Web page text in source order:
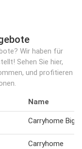
Wir haben für
Sehen Sie hier,
und profitieren
Name
Carryhome
Carryhome